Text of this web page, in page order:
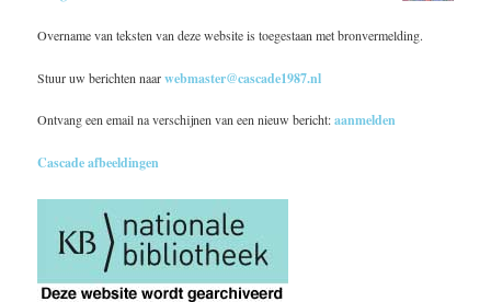
Overname van teksten van deze website is toegestaan met bronvermelding.
Stuur uw berichten naarwebmaster@cascade1987.nl
Ontvang een email na verschijnen van een nieuw bericht:aanmelden
Cascade afbeeldingen